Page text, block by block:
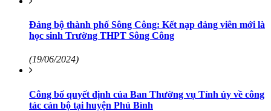
Đảng bộ thành phố Sông Công: Kết nạp đảng viên mới là
học sinh Trường THPT Sông Công
(19/06/2024)
Công bố quyết định của Ban Thường vụ Tỉnh ủy về công
tác cán bộ tại huyện Phú Bình